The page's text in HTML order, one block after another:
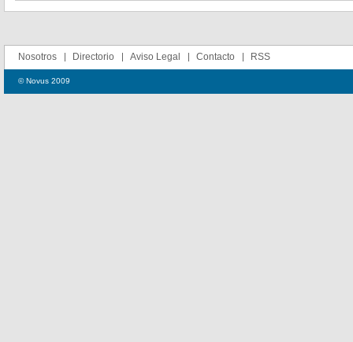
Nosotros Directorio Aviso Legal Contacto RSS
© Novus 2009